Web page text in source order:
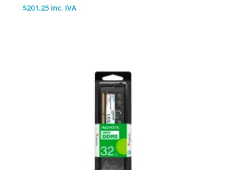
$201.25 inc. IVA